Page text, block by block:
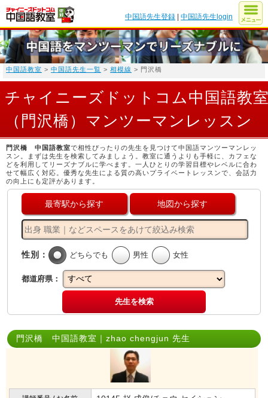
中国語先生登録 |中国語先生login
中国語教室 > 中国語先生一覧 > 相模線 > 門沢橋
チャイニーズドットコム中国語教
（門沢橋）マンツーマンレッスン
門沢橋 中国語教室で相性ぴったりの先生を見つけて中国語マンツーマンレッ
スン。まずは先生を検索してみましょう。教室に通うよりも手軽に、カフェな
どを利用してリーズナブルに学べます。一人ひとりの学習目標やレベルに合わ
せて幅広く対応。優秀な先生による質の高いプライベートレッスンで、会話力
の向上にも定評があります。
最寄駅から探す 地図から探す
性別： どちらでも 男性 女性
都道府県：
先生を検索
門沢橋 中国語教室｜zhao chengjun 先生